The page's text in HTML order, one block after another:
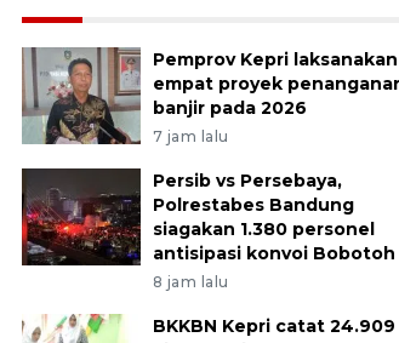
Pemprov Kepri laksanakan
empat proyek
banjir pada 2026
7 jam lalu
Persib vs Persebaya,
Polrestabes Bandung
siagakan 1.380 personel
antisipasi konvoi Bobotoh
8 jam lalu
BKKBN Kepri catat 24.909